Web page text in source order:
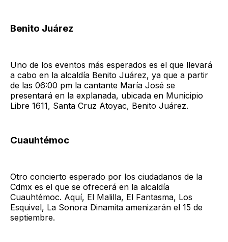
Benito Juárez
Uno de los eventos más esperados es el que llevará
a cabo en la alcaldía Benito Juárez, ya que a partir
de las 06:00 pm la cantante María José se
presentará en la explanada, ubicada en Municipio
Libre 1611, Santa Cruz Atoyac, Benito Juárez.
Cuauhtémoc
Otro concierto esperado por los ciudadanos de la
Cdmx es el que se ofrecerá en la alcaldía
Cuauhtémoc. Aquí, El Malilla, El Fantasma, Los
Esquivel, La Sonora Dinamita amenizarán el 15 de
septiembre.